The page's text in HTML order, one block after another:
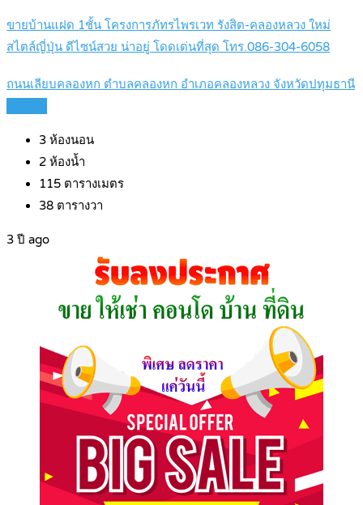
ขายบ้านแฝด 1ชั้น โครงการภัทรไพรเวท รังสิต-คลองหลวง ใหม่
สไตล์ญี่ปุ่น ดีไซน์สวย น่าอยู่ โดดเด่นที่สุด โทร.086-304-6058
ถนนเลียบคลองหก ตำบลคลองหก อำเภอคลองหลวง จังหวัดปทุมธานี
3 ห้องนอน
2 ห้องน้ำ
115 ตารางเมตร
38 ตารางวา
3 ปี ago